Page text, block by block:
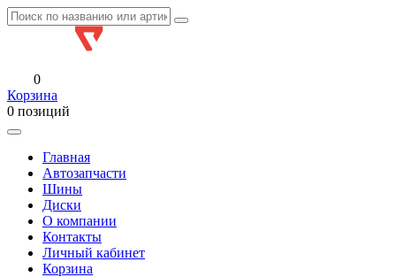
0
Корзина
0 позиций
Главная
Автозапчасти
Шины
Диски
О компании
Контакты
Личный кабинет
Корзина